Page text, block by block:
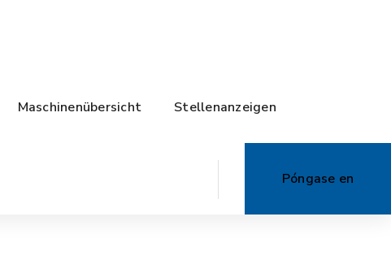
Maschinenübersicht Stellenanzeigen
Póngase en